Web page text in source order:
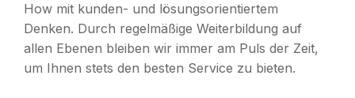
How mit kunden- und lösungsorientiertem
Denken. Durch regelmäßige Weiterbildung auf
allen Ebenen bleiben wir immer am Puls der Zeit,
um Ihnen stets den besten Service zu bieten.